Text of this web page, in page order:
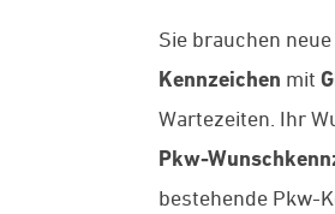
Sie brauchen neue
Kennzeichen mit
Wartezeiten. Ihr
Pkw-
bestehende Pkw-